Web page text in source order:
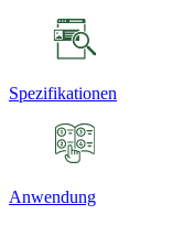
Spezifikationen
Anwendung